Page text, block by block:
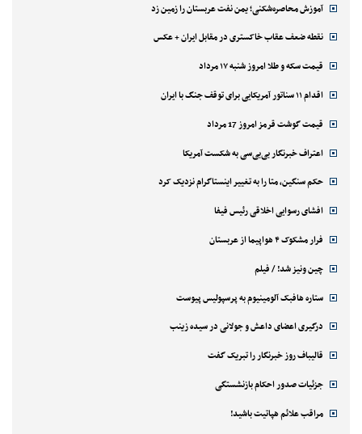
آموزش محاصره‌شکنی؛ یمن نفت عربستان را زمین زد
نقطه ضعف عقاب خاکستری در مقابل ایران + عکس
قیمت سکه و طلا امروز شنبه ۱۷ مرداد
اقدام ۱۱ سناتور آمریکایی برای توقف جنگ با ایران
قیمت گوشت قرمز امروز 17 مرداد
اعتراف خبرنگار بی‌بی‌سی به شکست آمریکا
حکم سنگین، متا را به تغییر اینستاگرام نزدیک کرد
افشای رسوایی اخلاقی رئیس فیفا
فرار مشکوک ۴ هواپیما از عربستان
چین ونیز شد! / فیلم
ستاره هافبک آلومینیوم به پرسپولیس پیوست
درگیری اعضای داعش و جولانی در سیده زینب
قالیباف روز خبرنگار را تبریک گفت
جزئیات صدور احکام بازنشستگی
مراقب علائم هپاتیت باشید!